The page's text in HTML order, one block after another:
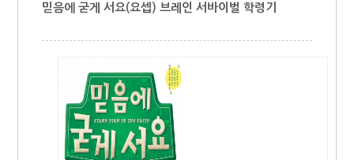
믿음에 굳게 서요(요셉) 브레인 서바이벌 학령기